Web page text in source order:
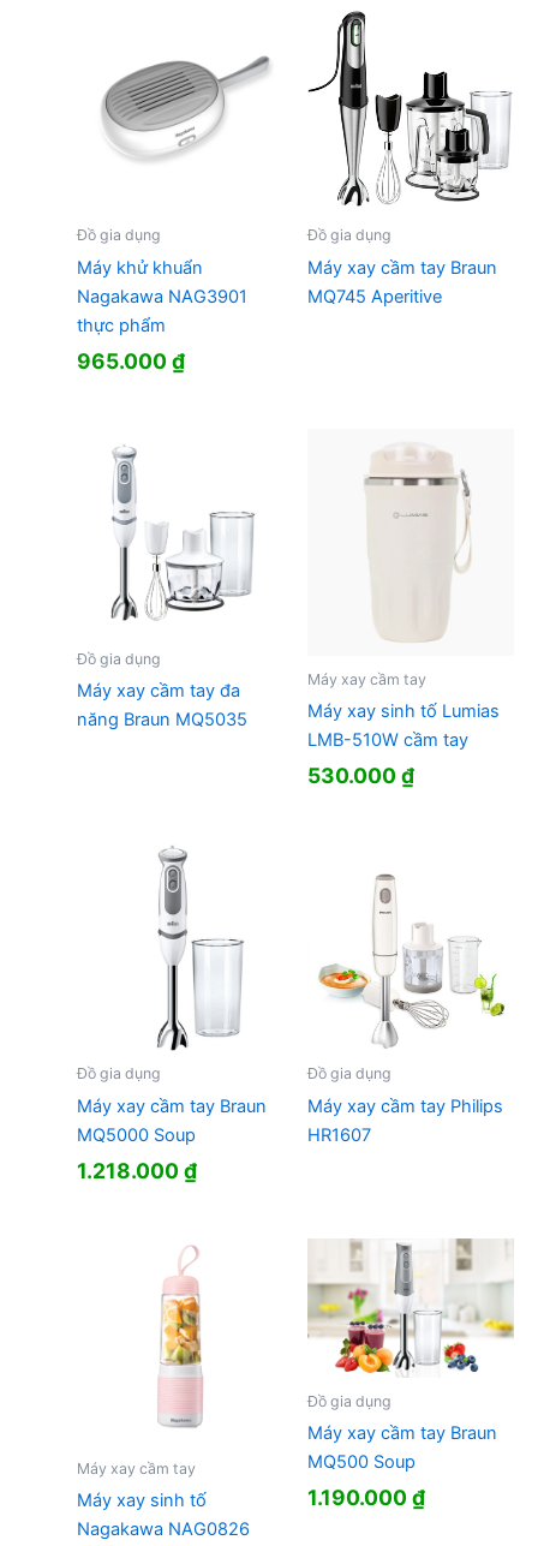
500.000 ₫.
Đồ gia dụng
Máy khử khuẩn
Nagakawa NAG3901
thực phẩm
965.000₫
Đồ gia dụng
Máy xay cầm tay Braun
MQ745 Aperitive
Đồ gia dụng
Máy xay cầm tay đa
năng Braun MQ5035
Máy xay cầm tay
Máy xay sinh tố Lumias
LMB-510W cầm tay
530.000₫
Đồ gia dụng
Máy xay cầm tay Braun
MQ5000 Soup
1.218.000₫
Đồ gia dụng
Máy xay cầm tay Philips
HR1607
Máy xay cầm tay
Máy xay sinh tố
Nagakawa NAG0826
Đồ gia dụng
Máy xay cầm tay Braun
MQ500 Soup
1.190.000₫